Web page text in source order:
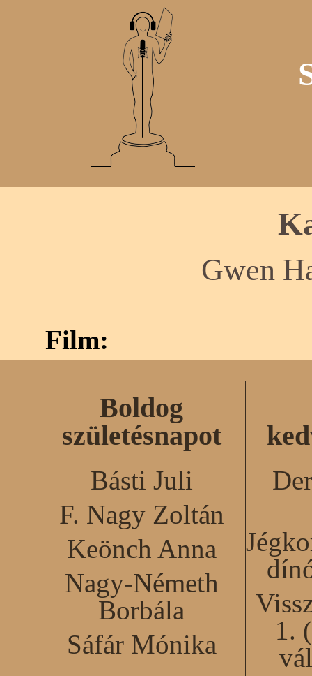
Gwen
Film:
Boldog
születésnapot
Básti Juli
F. Nagy Zoltán
Keönch Anna
Nagy-Németh
Borbála
Sáfár Mónika
1.